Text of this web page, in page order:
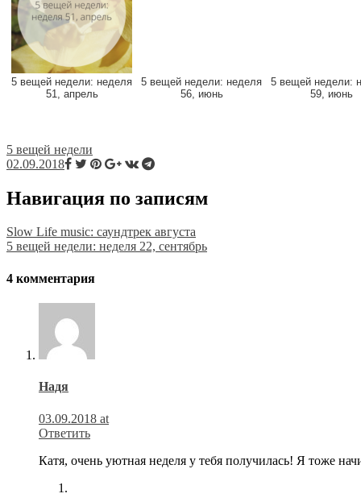
5 вещей недели: неделя
51, апрель
5 вещей недели: неделя
56, июнь
5 вещей недели:
59, июнь
5 вещей недели
02.09.2018
Навигация по записям
Slow Life music: саундтрек августа
5 вещей недели: неделя 22, сентябрь
4 комментария
Надя
03.09.2018 at
Ответить
Катя, очень уютная неделя у тебя получилась! Я тоже